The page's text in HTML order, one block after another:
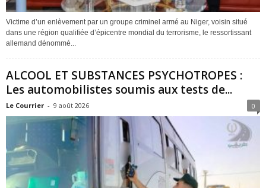
Victime d’un enlèvement par un groupe criminel armé au Niger, voisin situé
dans une région qualifiée d’épicentre mondial du terrorisme, le ressortissant
allemand dénommé...
ALCOOL ET SUBSTANCES PSYCHOTROPES :
Les automobilistes soumis aux tests de...
Le Courrier - 9 août 2026 0